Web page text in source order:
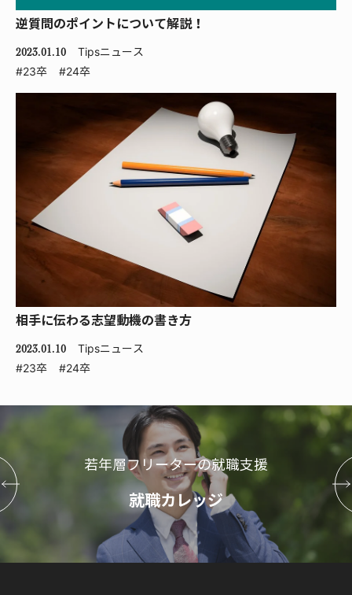
逆質問のポイントについて解説！
2023.01.10 Tipsニュース
#23卒
#24卒
相手に伝わる志望動機の書き方
2023.01.10 Tipsニュース
#23卒
#24卒
若年層フリーターの就職支援
就職カレッジ